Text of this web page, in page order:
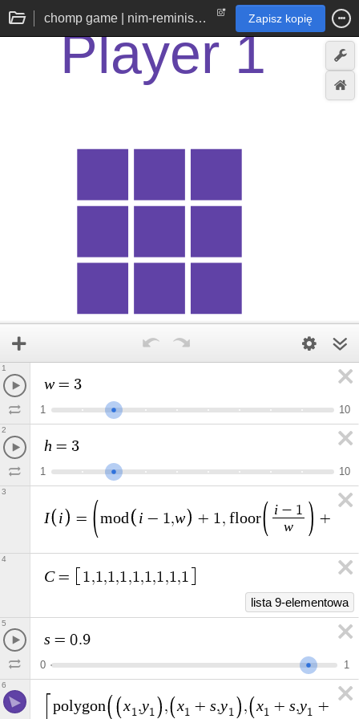
chomp game | nim-reminiscent 2d chocolate bar Zapisz kopię
w = 3
1 10
1
h = 3
1 10
2
I i = mod i − 1 ,w + 1 , fl oor
i − 1
w
+
3
C = 1 ,1 ,1 ,1 ,1 ,1 ,1 ,1 ,1
lista 9-elementowa
4
s = 0.9
0 1
5
polygon x1,y1 , x1 + s,y1 , x1 + s,y1 + s ,
6